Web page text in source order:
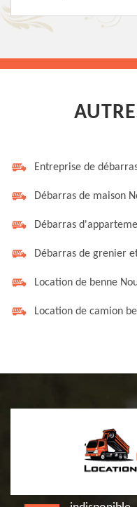
Entreprise de
Débarras de maison
Débarras
Débarras de grenier
Location de benne
Location de camion